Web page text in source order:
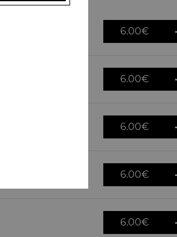
6.00€
6.00€
6.00€
6.00€
6.00€